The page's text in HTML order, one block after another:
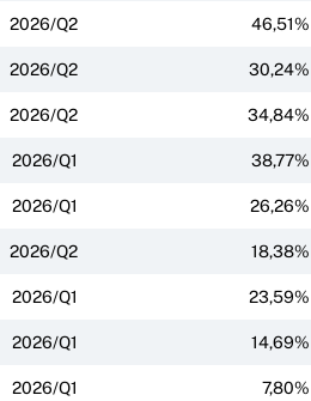
2026/Q2 46,51%
2026/Q2 30,24%
2026/Q2 34,84%
2026/Q1 38,77%
2026/Q1 26,26%
2026/Q2 18,38%
2026/Q1 23,59%
2026/Q1 14,69%
2026/Q1 7,80%